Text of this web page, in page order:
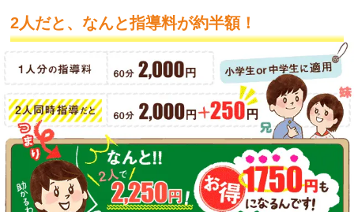
2人だと、なんと指導料が約半額！